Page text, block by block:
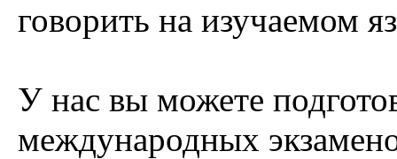
говорить на изучаемом
У нас вы можете
международных